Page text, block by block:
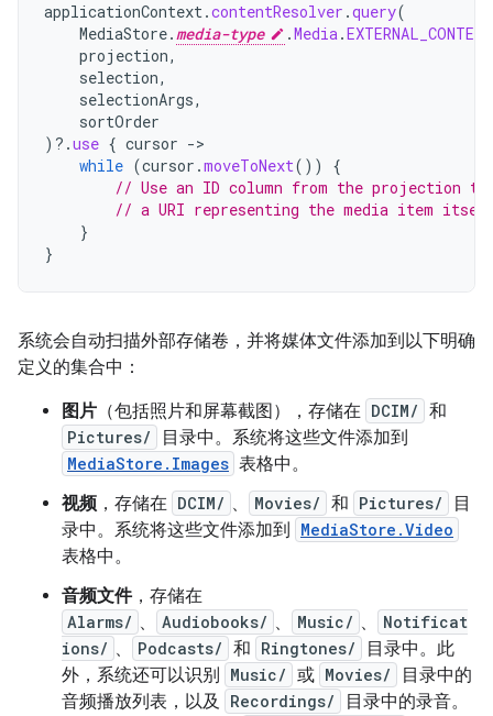
applicationContext.contentResolver .query(
MediaStore.media-type .Media.
projection,
selection,
selectionArgs,
sortOrder
) ?.use { cursor ->
while (cursor .moveToNext())
{
// Use an ID column from the projection to
// a URI representing the media item
}
}
系统会自动扫描外部存储卷，并将媒体文件添加到以下明确
定义的集合中：
图片 （包括照片和屏幕截图），存储在 DCIM/ 和
Pictures/ 目录中。系统将这些文件添加到
MediaStore.Images 表格中。
视频 ，存储在 DCIM/ 、 Movies/ 和 Pictures/
目
录中。系统将这些文件添加到
MediaStore.Video
表格中。
音频文件，存储在
Alarms/ 、 Audiobooks/ 、 Music/ 、
Notificat
ions/ 、 Podcasts/ 和 Ringtones/
目录中。此
外，系统还可以识别
Music/ 或 Movies/
目录中的
音频播放列表，以及 Recordings/
目录中的录音。